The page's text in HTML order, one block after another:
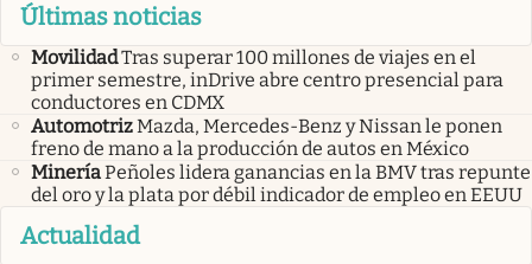
Últimas noticias
MovilidadTras superar 100 millones de viajes en el
primer semestre, inDrive abre centro presencial para
conductores en CDMX
AutomotrizMazda, Mercedes-Benz y Nissan le ponen
freno de mano a la producción de autos en México
MineríaPeñoles lidera ganancias en la BMV tras repunte
del oro y la plata por débil indicador de empleo en EEUU
Actualidad